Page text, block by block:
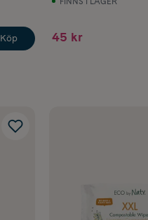
Köp 45 kr